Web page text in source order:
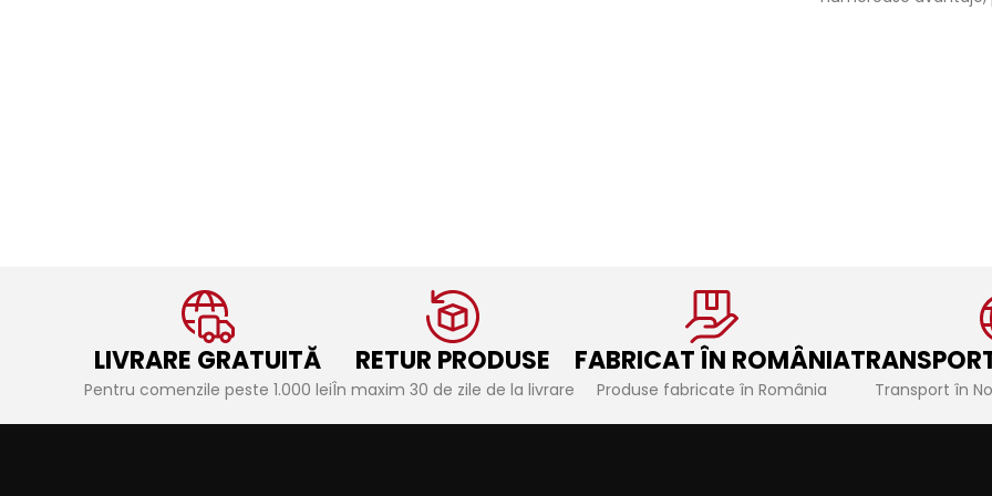
LIVRARE GRATUITĂ
Pentru comenzile peste 1.000 lei
RETUR PRODUSE
În maxim 30 de zile de la livrare
FABRICAT ÎN ROMÂNIA
Produse fabricate în România Transport în